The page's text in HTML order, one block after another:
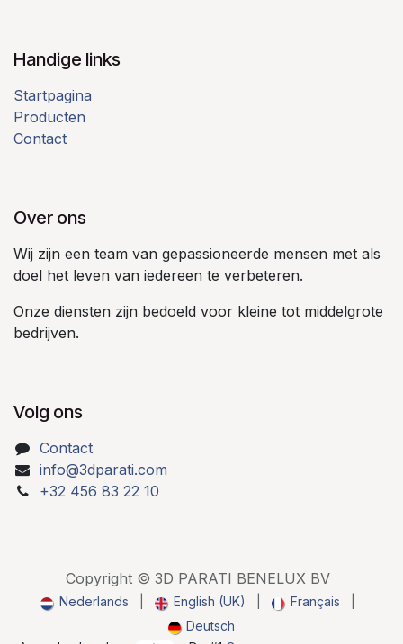
Handige links
Startpagina
Producten
Contact
Over ons
Wij zijn een team van gepassioneerde mensen met als
doel het leven van iedereen te verbeteren.
Onze diensten zijn bedoeld voor kleine tot middelgrote
bedrijven.
Volg ons
Contact
info@3dparati.com
+32 456 83 22 10
Copyright © 3D PARATI BENELUX BV
Nederlands English (UK) Français
Deutsch